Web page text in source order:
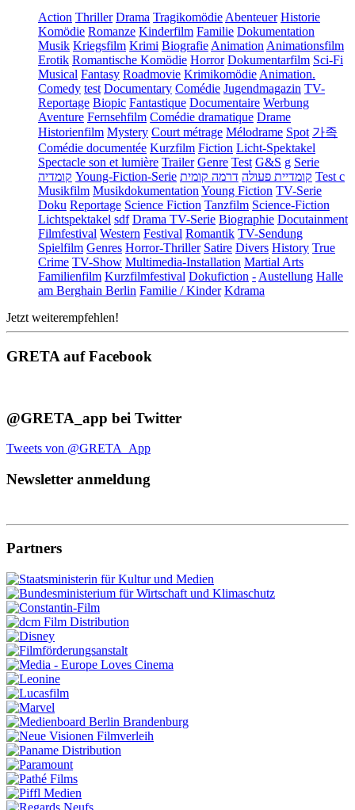
Action Thriller Drama TragikomödieAbenteuer Historie
Komödie Romanze Kinderfilm Familie Dokumentation
Musik Kriegsfilm Krimi BiografieAnimationAnimationsfilm
Erotik Romantische Komödie Horror Dokumentarfilm Sci-Fi
Musical Fantasy Roadmovie KrimikomödieAnimation.
Comedy test Documentary Comédie Jugendmagazin TV-
Reportage Biopic Fantastique Documentaire Werbung
Aventure Fernsehfilm Comédie dramatique Drame
Historienfilm Mystery Court métrage Mélodrame Spot 가족
Comédie documentée Kurzfilm Fiction Licht-Spektakel
Spectacle son et lumière Trailer Genre Test G&S g Serie
קומדיה Young-Fiction-Serie קומדיית פעולה דרמה קומית
Test c
Musikfilm MusikdokumentationYoung Fiction TV-Serie
Doku Reportage Science Fiction Tanzfilm Science-Fiction
Lichtspektakel sdf Drama TV-Serie Biographie Docutainment
Filmfestival Western Festival Romantik TV-Sendung
Spielfilm Genres Horror-Thriller Satire Divers History True
Crime TV-Show Multimedia-Installation Martial Arts
Familienfilm Kurzfilmfestival Dokufiction -Austellung Halle
am Berghain Berlin Familie / Kinder Kdrama
Jetzt weiterempfehlen!
GRETA auf Facebook
@GRETA_app bei Twitter
Tweets von @GRETA_App
Newsletter anmeldung
Partners